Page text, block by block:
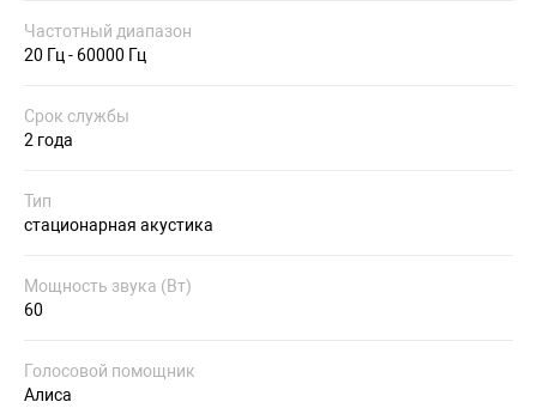
Частотный диапазон
20 Гц - 60000 Гц
Срок службы
2 года
Тип
стационарная акустика
Мощность звука (Вт)
60
Голосовой помощник
Алиса